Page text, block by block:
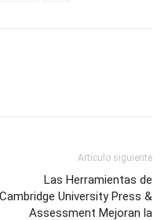
Artículo siguiente
Las Herramientas de
Cambridge University Press &
Assessment Mejoran la